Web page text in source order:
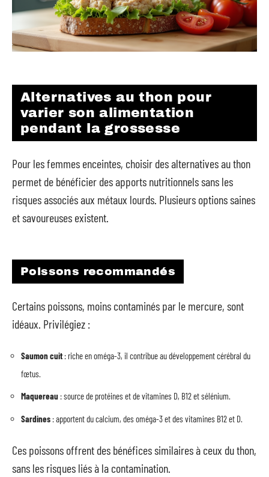
Alternatives au thon pour
varier son alimentation
pendant la grossesse
Pour les femmes enceintes, choisir des alternatives au thon
permet de bénéficier des apports nutritionnels sans les
risques associés aux métaux lourds. Plusieurs options saines
et savoureuses existent.
Poissons recommandés
Certains poissons, moins contaminés par le mercure, sont
idéaux. Privilégiez :
Saumon cuit : riche en oméga-3, il contribue au développement cérébral du
fœtus.
Maquereau : source de protéines et de vitamines D, B12 et sélénium.
Sardines : apportent du calcium, des oméga-3 et des vitamines B12 et D.
Ces poissons offrent des bénéfices similaires à ceux du thon,
sans les risques liés à la contamination.